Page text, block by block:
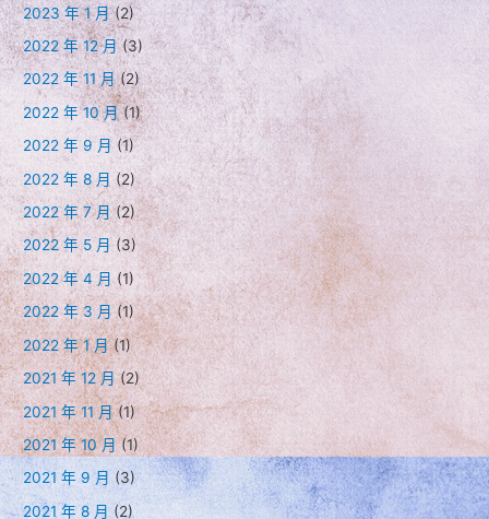
2023 年 1 月(2)
2022 年 12 月(3)
2022 年 11 月(2)
2022 年 10 月(1)
2022 年 9 月 (1)
2022 年 8 月 (2)
2022 年 7 月(2)
2022 年 5 月 (3)
2022 年 4 月(1)
2022 年 3 月(1)
2022 年 1 月(1)
2021 年 12 月(2)
2021 年 11 月(1)
2021 年 10 月(1)
2021 年 9 月 (3)
2021 年 8 月 (2)